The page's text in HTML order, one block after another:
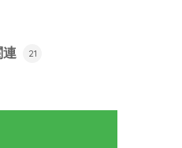
連 21